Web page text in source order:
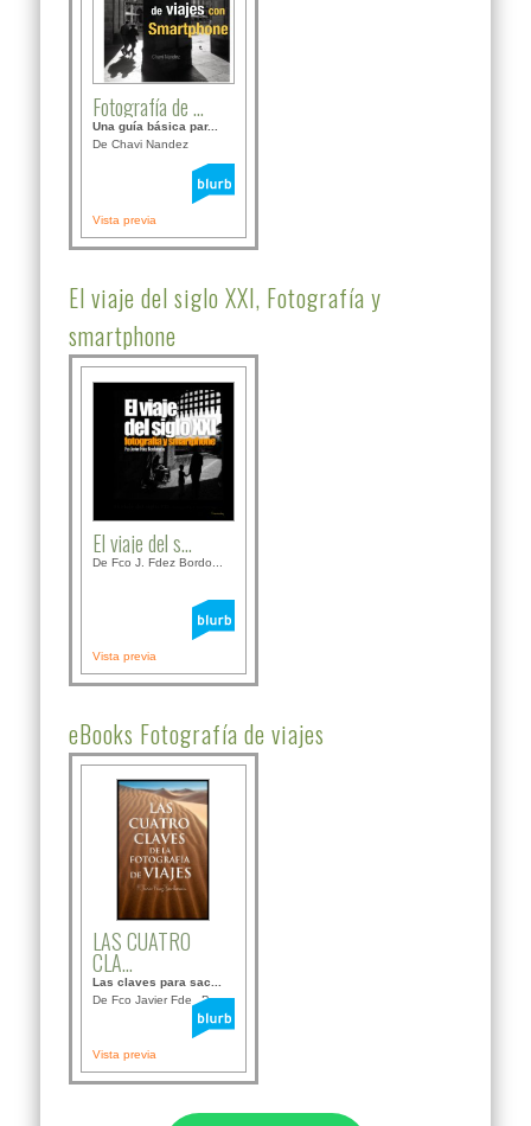
Fotografía de ...
Una guía básica par...
De Chavi Nandez
Vista previa
El viaje del siglo XXI, Fotografía y
smartphone
El viaje del s...
De Fco J. Fdez Bordo...
Vista previa
eBooks Fotografía de viajes
LAS CUATRO
CLA...
Las claves para sac...
De Fco Javier Fdez B...
Vista previa